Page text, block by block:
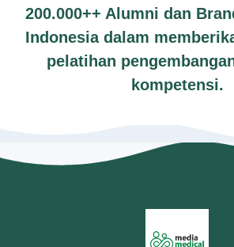
200.000++ Alumni dan
Indonesia dalam
pelatihan
kompetensi.